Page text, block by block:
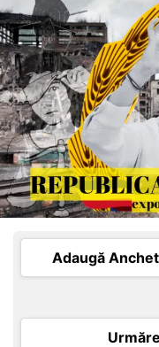
Adaugă